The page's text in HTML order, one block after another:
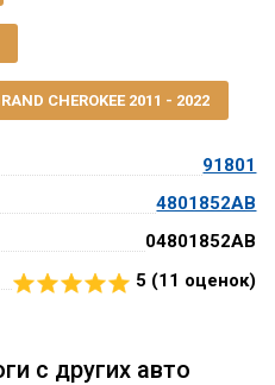
91801
4801852AB
04801852AB
5 (11 оценок)
CHEROKEE 2011 - 2022
с других авто